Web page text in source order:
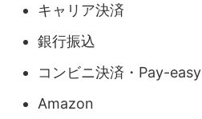
キャリア決済
銀行振込
コンビニ決済・Pay-easy
Amazon